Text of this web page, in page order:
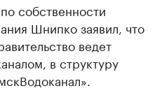
собственности
Шнипко заявил, что
ведет
в структуру